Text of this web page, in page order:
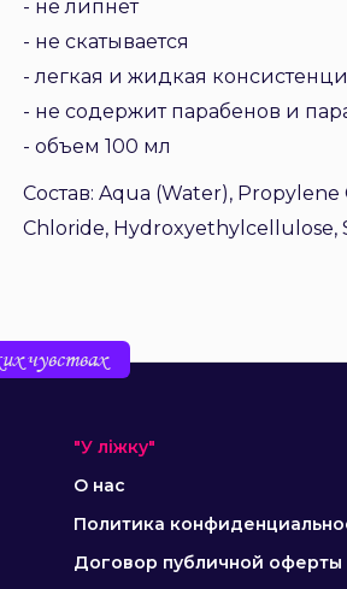
- не липнет
- не скатывается
- легкая и жидкая
- не содержит парабенов и
- объем 100 мл
Состав: Aqua (Water),
Chloride, Hydroxyethylcellulose,
чувствах
"У ліжку"
О нас
Политика
Договор публичной оферты